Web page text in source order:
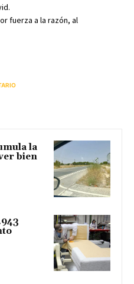
fuerza a la razón, al
la
bien